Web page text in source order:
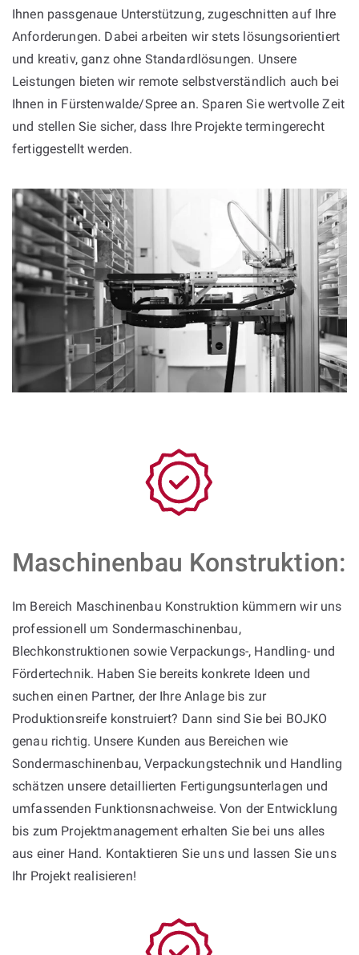
Ihnen passgenaue Unterstützung, zugeschnitten auf Ihre
Anforderungen. Dabei arbeiten wir stets lösungsorientiert
und kreativ, ganz ohne Standardlösungen. Unsere
Leistungen bieten wir remote selbstverständlich auch bei
Ihnen in Fürstenwalde/Spree an. Sparen Sie wertvolle Zeit
und stellen Sie sicher, dass Ihre Projekte termingerecht
fertiggestellt werden.
Maschinenbau Konstruktion:
Im Bereich Maschinenbau Konstruktion kümmern wir uns
professionell um Sondermaschinenbau,
Blechkonstruktionen sowie Verpackungs-, Handling- und
Fördertechnik. Haben Sie bereits konkrete Ideen und
suchen einen Partner, der Ihre Anlage bis zur
Produktionsreife konstruiert? Dann sind Sie bei BOJKO
genau richtig. Unsere Kunden aus Bereichen wie
Sondermaschinenbau, Verpackungstechnik und Handling
schätzen unsere detaillierten Fertigungsunterlagen und
umfassenden Funktionsnachweise. Von der Entwicklung
bis zum Projektmanagement erhalten Sie bei uns alles
aus einer Hand. Kontaktieren Sie uns und lassen Sie uns
Ihr Projekt realisieren!